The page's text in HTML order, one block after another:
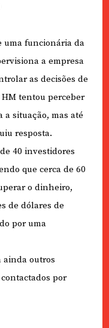
uma funcionária da
a empresa
as decisões de
tentou perceber
a situação, mas até
resposta.
40 investidores
que cerca de 60
o dinheiro,
de dólares de
por uma
ainda outros
por